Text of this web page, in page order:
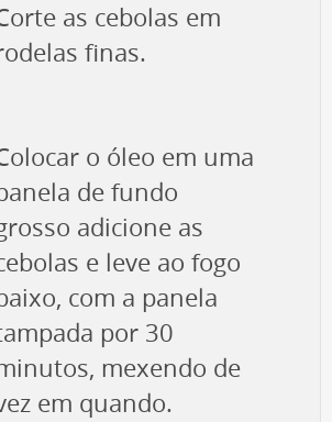
as cebolas em
finas.
o óleo em uma
de fundo
adicione as
e leve ao fogo
com a panela
por 30
mexendo de
em quando.